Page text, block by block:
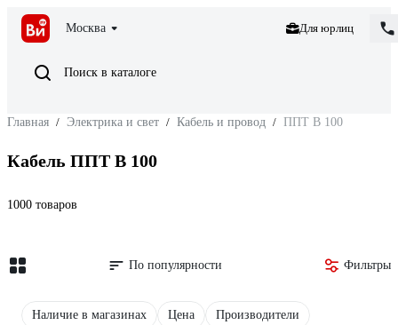
Москва Для юрлиц
Поиск в каталоге
Главная / Электрика и свет / Кабель и провод / ППТ В 100
Кабель ППТ В 100
1000 товаров
По популярности Фильтры
Наличие в магазинах Цена Производители